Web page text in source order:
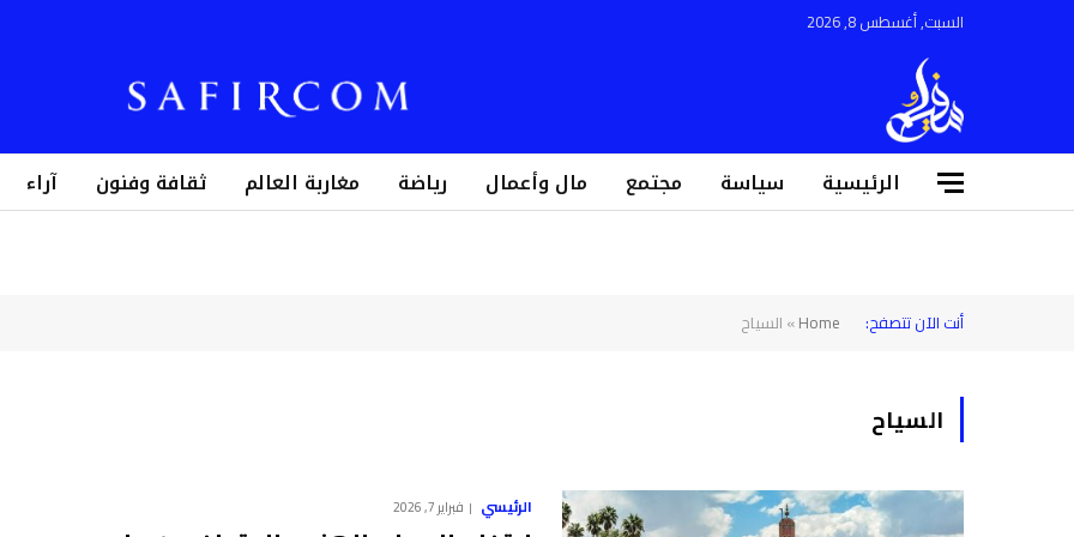
السبت, أغسطس 8, 2026
الرئيسية سياسة مجتمع مال وأعمال رياضة مغاربة العالم ثقافة وفنون آراء
أنت الآن تتصفح: Home
» السياح
السياح
الرئيسي فبراير 7, 2026